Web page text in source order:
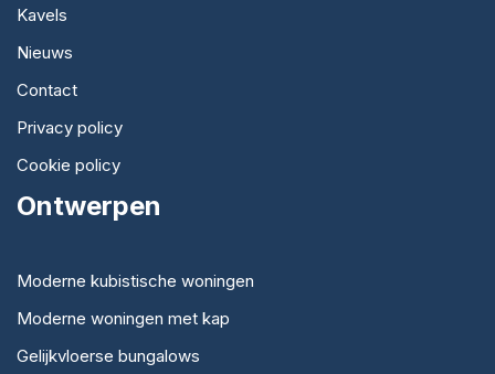
Kavels
Nieuws
Contact
Privacy policy
Cookie policy
Ontwerpen
Moderne kubistische woningen
Moderne woningen met kap
Gelijkvloerse bungalows